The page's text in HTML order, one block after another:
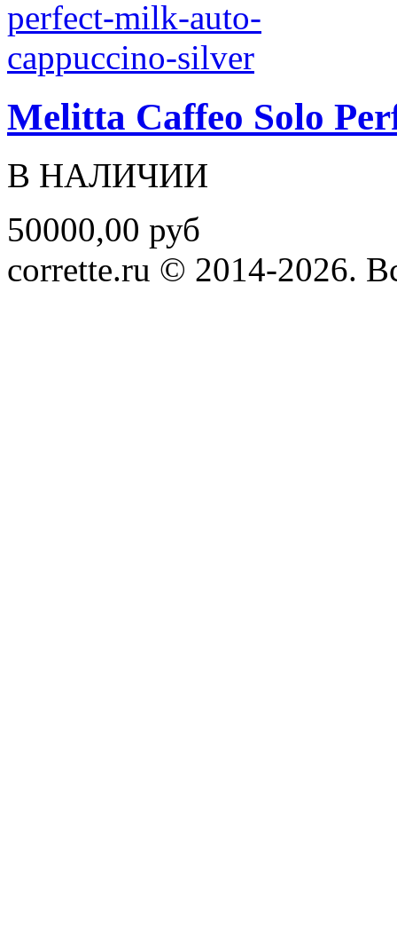
Melitta Caffeo Solo
В НАЛИЧИИ
50000,00 руб
corrette.ru © 2014-2026.